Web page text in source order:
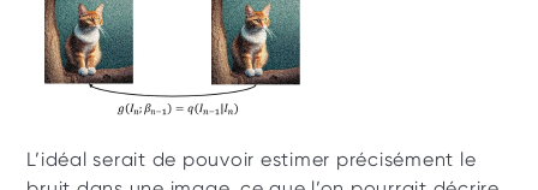
L’idéal serait de pouvoir estimer précisément le